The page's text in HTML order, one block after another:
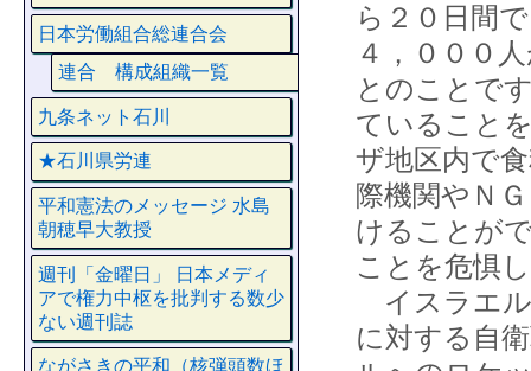
ら２０日間
４，０００
とのことで
ていること
ザ地区内で
際機関やＮ
けることが
ことを危惧
イスラエル
に対する自
日本労働組合総連合会
連合 構成組織一覧
九条ネット石川
★石川県労連
平和憲法のメッセージ 水島
朝穂早大教授
週刊「金曜日」 日本メディ
アで権力中枢を批判する数少
ない週刊誌
ながさきの平和（核弾頭数ほ